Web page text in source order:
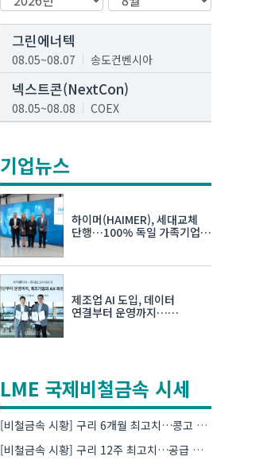
그린에너텍
08.05~08.07 송도컨벤시아
넥스트콘(NextCon)
08.05~08.08 COEX
08.19~08.21
K-PRINT
08.19~08.22
자율주행모빌리티산업전
08.25~08.27
차세대 반도체 패키징 산업전
08.26~08.28 수원컨벤션센터
기업뉴스
하이머(HAIMER), 세대교체
단행…100% 독일 가족기업
제조업 AI 도입, 데이터
연결부터 운영까지…
LME 국제비철금속 시세
[비철금속 시황] 구리 6개월 최고치…콩고 수출 규제에 공급 우려 확대
[비철금속 시황] 구리 12주 최고치…공급 부족 우려에 강세